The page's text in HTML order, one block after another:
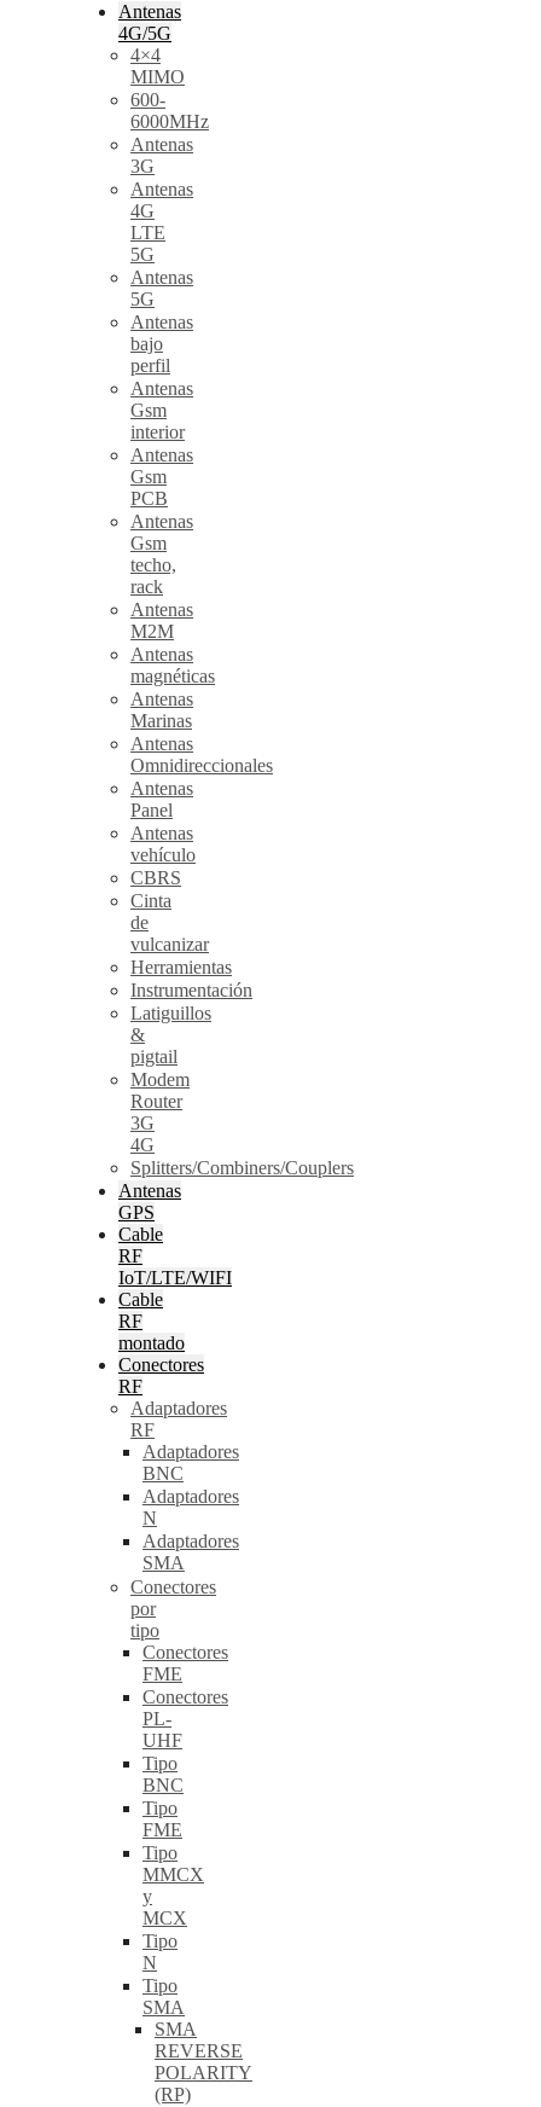
Antenas
4G/5G
4×4
MIMO
600-
6000MHz
Antenas
3G
Antenas
4G
LTE
5G
Antenas
5G
Antenas
bajo
perfil
Antenas
Gsm
interior
Antenas
Gsm
PCB
Antenas
Gsm
techo,
rack
Antenas
M2M
Antenas
magnéticas
Antenas
Marinas
Antenas
Omnidireccionales
Antenas
Panel
Antenas
vehículo
CBRS
Cinta
de
vulcanizar
Herramientas
Instrumentación
Latiguillos
&
pigtail
Modem
Router
3G
4G
Splitters/Combiners/Couplers
Antenas
GPS
Cable
RF
IoT/LTE/WIFI
Cable
RF
montado
Conectores
RF
Adaptadores
RF
Adaptadores
BNC
Adaptadores
N
Adaptadores
SMA
Conectores
por
tipo
Conectores
FME
Conectores
PL-
UHF
Tipo
BNC
Tipo
FME
Tipo
MMCX
y
MCX
Tipo
N
Tipo
SMA
SMA
REVERSE
POLARITY
(RP)